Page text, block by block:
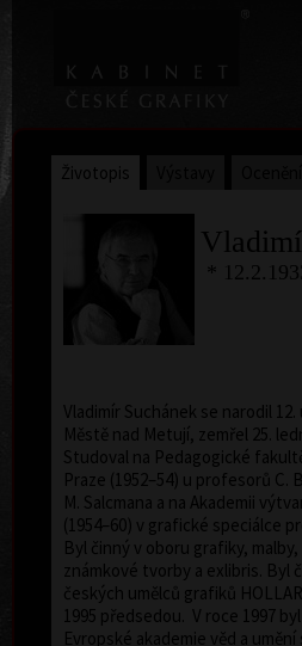
Životopis
*
Vladimír Suchánek se narodil
Městě nad Metují, zemřel 25.
Studoval na Pedagogické
Praze (1952–54) u profesorů C.
M. Salcmana a na Akademii
(1954–60) v grafické speciálce
Byl činný v oboru grafiky, malby,
známkové tvorby a exlibris. Byl
českých umělců grafiků
1995 předsedou. V roce 1997
Evropské akademie věd a umění